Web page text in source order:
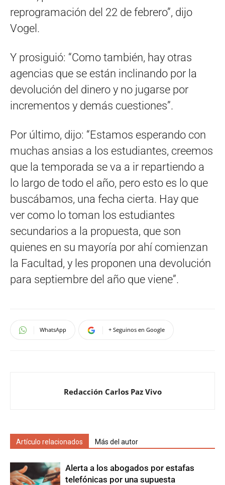
reprogramación del 22 de febrero”, dijo
Vogel.
Y prosiguió: “Como también, hay otras
agencias que se están inclinando por la
devolución del dinero y no jugarse por
incrementos y demás cuestiones”.
Por último, dijo: “Estamos esperando con
muchas ansias a los estudiantes, creemos
que la temporada se va a ir repartiendo a
lo largo de todo el año, pero esto es lo que
buscábamos, una fecha cierta. Hay que
ver como lo toman los estudiantes
secundarios a la propuesta, que son
quienes en su mayoría por ahí comienzan
la Facultad, y les proponen una devolución
para septiembre del año que viene”.
WhatsApp + Seguinos en Google
Redacción Carlos Paz Vivo
Artículo relacionados Más del autor
Alerta a los abogados por estafas
telefónicas por una supuesta